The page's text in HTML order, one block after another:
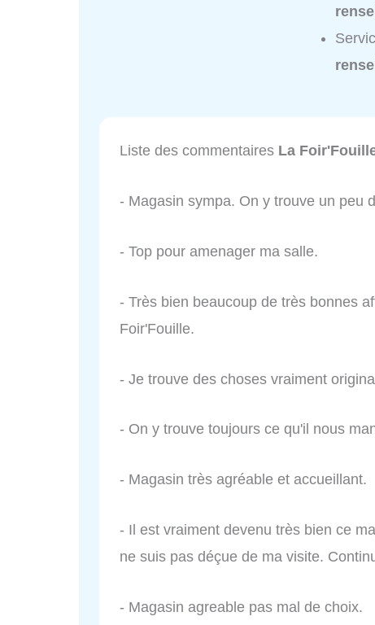
Liste des commentaires La
- Magasin sympa. On y trouve un peu
- Top pour amenager ma salle.
- Très bien beaucoup de très bonnes
Foir'Fouille.
- Je trouve des choses vraiment
- On y trouve toujours ce qu'il nous
- Magasin très agréable et accueillant.
- Il est vraiment devenu très bien ce
ne suis pas déçue de ma visite.
- Magasin agreable pas mal de choix.